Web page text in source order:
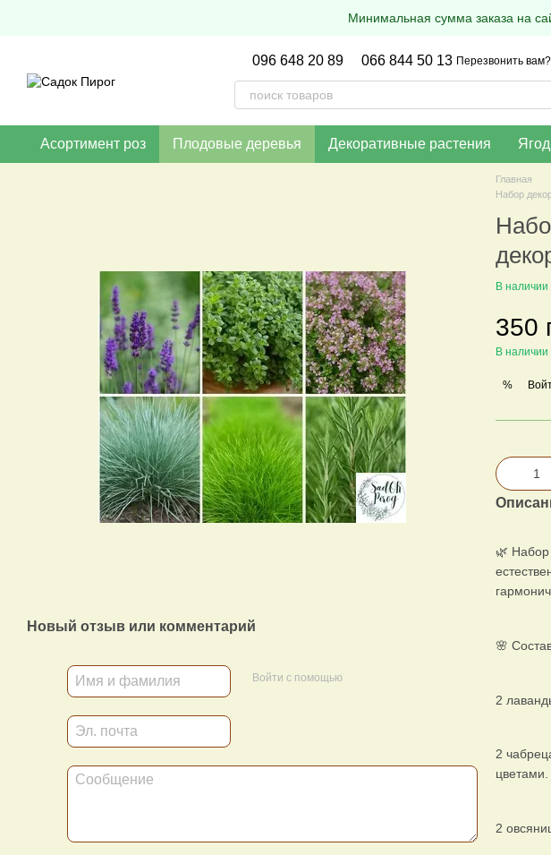
Минимальная сумма заказа на
096 648 20 89 066 844 50 13 Перезвонить вам?
Асортимент роз Плодовые деревья Декоративные растения
Новый отзыв или комментарий
Войти с помощью
Главная
Набор
В наличии
350
В наличии
%
🌿 Набор
🌸
2
2
цветами.
2